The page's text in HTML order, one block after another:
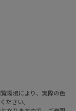
環境により、実際の色
ださい。